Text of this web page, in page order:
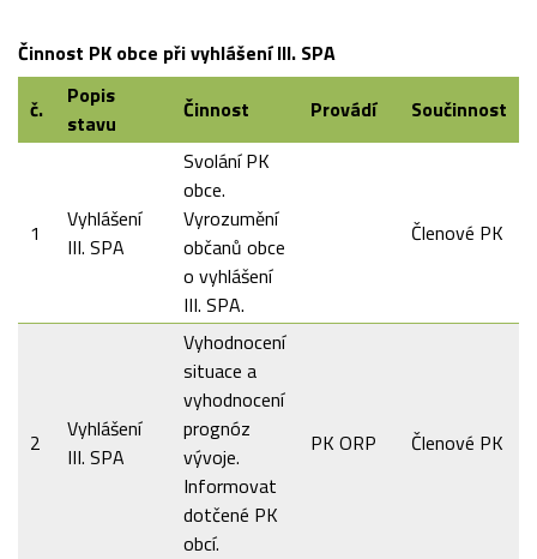
Činnost PK obce při vyhlášení III. SPA
č.
Popis
stavu
Činnost Provádí Součinnost
1
Vyhlášení
III. SPA
Svolání PK
obce.
Vyrozumění
občanů obce
o vyhlášení
III. SPA.
Členové PK
2
Vyhlášení
III. SPA
Vyhodnocení
situace a
vyhodnocení
prognóz
vývoje.
Informovat
dotčené PK
obcí.
PK ORP Členové PK